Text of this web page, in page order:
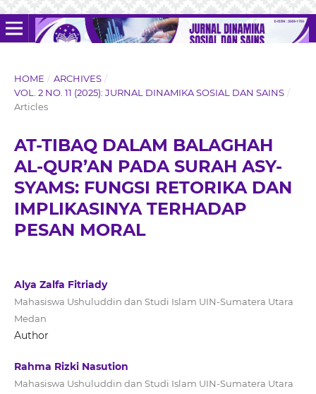
HOME / ARCHIVES /
VOL. 2 NO. 11 (2025): JURNAL DINAMIKA SOSIAL DAN SAINS /
Articles
AT-TIBAQ DALAM BALAGHAH
AL-QUR’AN PADA SURAH ASY-
SYAMS: FUNGSI RETORIKA DAN
IMPLIKASINYA TERHADAP
PESAN MORAL
Alya Zalfa Fitriady
Mahasiswa Ushuluddin dan Studi Islam UIN-Sumatera Utara
Medan
Author
Rahma Rizki Nasution
Mahasiswa Ushuluddin dan Studi Islam UIN-Sumatera Utara